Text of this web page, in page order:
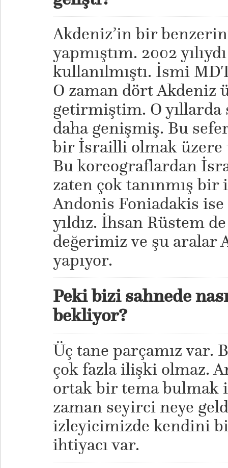
Akdeniz’in bir
yapmıştım. 2002
kullanılmıştı. İsmi
O zaman dört Akdeniz
getirmiştim. O yıllarda
daha genişmiş. Bu
bir İsrailli olmak üzere
Bu koreograflardan
zaten çok tanınmış
Andonis Foniadakis
yıldız. İhsan Rüstem
değerimiz ve şu aralar
yapıyor.
Peki bizi sahnede
bekliyor?
Üç tane parçamız var.
çok fazla ilişki olmaz.
ortak bir tema bulmak
zaman seyirci neye
izleyicimizde kendini
ihtiyacı var.